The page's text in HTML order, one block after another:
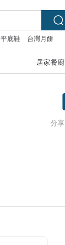
平底鞋
台灣月餅
居家餐廚
分享